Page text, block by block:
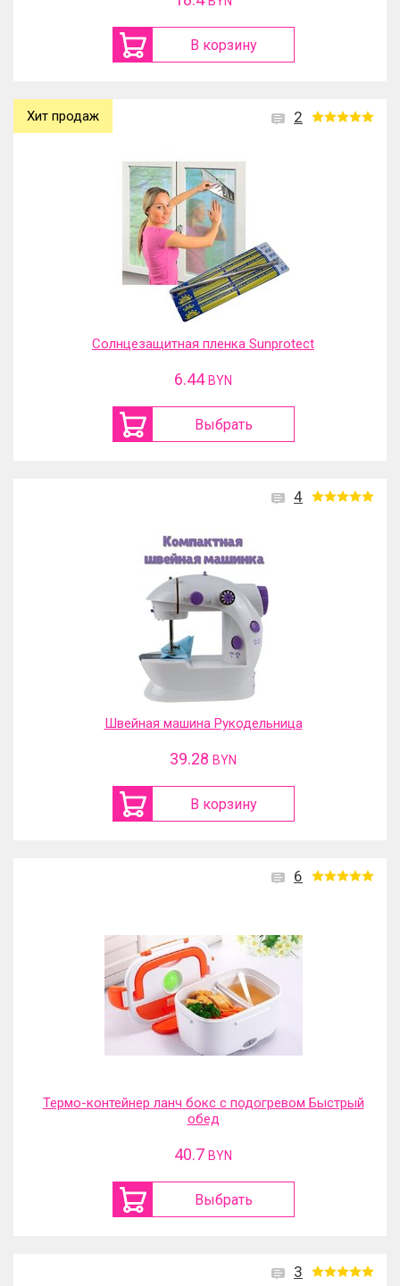
В корзину
2
Хит продаж
Солнцезащитная пленка Sunprotect
6.44 BYN
Выбрать
4
Швейная машина Рукодельница
39.28 BYN
В корзину
6
Термо-контейнер ланч бокс с подогревом Быстрый
обед
40.7 BYN
Выбрать
3